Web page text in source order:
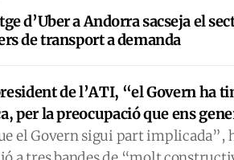
d’Uber a Andorra sacseja el
de transport a demanda
de l’ATI, “el Govern ha
per la preocupació que ens
el Govern sigui part implicada”,